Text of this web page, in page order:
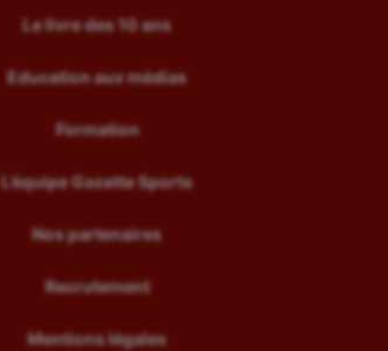
Le livre des 10 ans
Education aux médias
Formation
L’équipe Gazette Sports
Nos partenaires
Recrutement
Mentions légales